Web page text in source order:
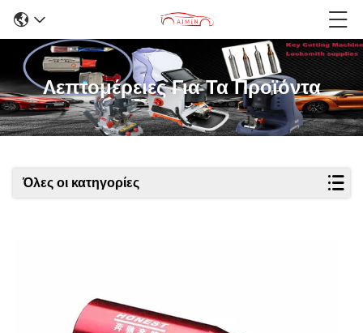
Λεπτομέρειες Για Τα Προϊόντα
Όλες οι κατηγορίες